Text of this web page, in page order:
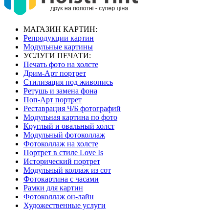
МАГАЗИН КАРТИН:
Репродукции картин
Модульные картины
УСЛУГИ ПЕЧАТИ:
Печать фото на холсте
Дрим-Арт портрет
Стилизация под живопись
Ретушь и замена фона
Поп-Арт портрет
Реставрация Ч/Б фотографий
Модульная картина по фото
Круглый и овальный холст
Модульный фотоколлаж
Фотоколлаж на холсте
Портрет в стиле Love Is
Исторический портрет
Модульный коллаж из сот
Фотокартина с часами
Рамки для картин
Фотоколлаж он-лайн
Художественные услуги